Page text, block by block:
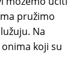
pružimo
Na
koji su